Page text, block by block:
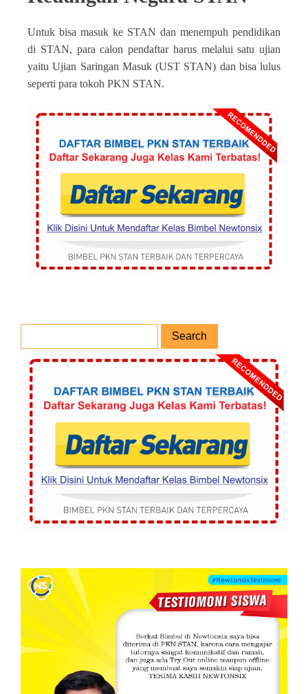
Untuk bisa masuk ke STAN dan menempuh pendidikan
di STAN, para calon pendaftar harus melalui satu ujian
yaitu Ujian Saringan Masuk (UST STAN) dan bisa lulus
seperti para tokoh PKN STAN.